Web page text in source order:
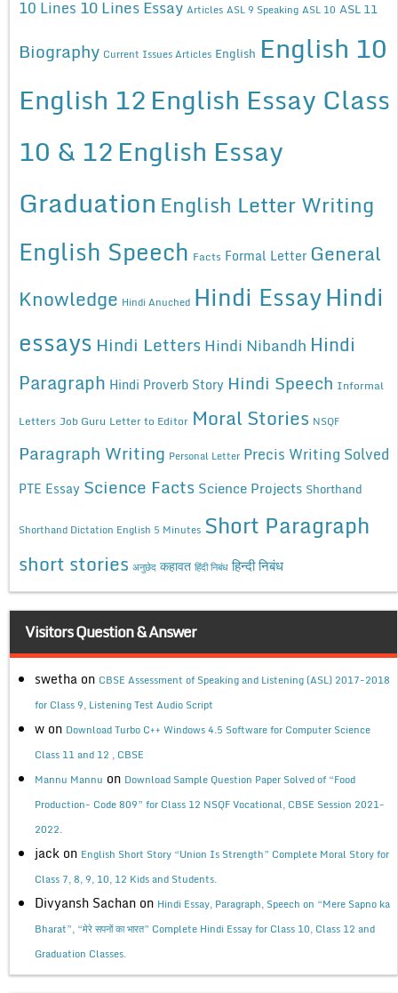
10 Lines 10 Lines Essay Articles ASL 9 Speaking ASL 10 ASL 11
Biography Current Issues Articles English English 10
English 12English Essay Class
10 & 12English Essay
Graduation English Letter Writing
English Speech Facts Formal Letter General
Knowledge Hindi Anuched Hindi EssayHindi
essays Hindi Letters Hindi Nibandh Hindi
Paragraph Hindi Proverb Story Hindi Speech Informal
Letters Job Guru Letter to Editor Moral Stories NSQF
Paragraph Writing Personal Letter Precis Writing Solved
PTE Essay Science Facts Science Projects Shorthand
Shorthand Dictation English 5 Minutes Short Paragraph
short stories अनुछेद कहावत हिंदी निबंध हिन्दी निबंध
Visitors Question & Answer
swetha on CBSE Assessment of Speaking and Listening (ASL) 2017-2018
for Class 9, Listening Test Audio Script
w on Download Turbo C++ Windows 4.5 Software for Computer Science
Class 11 and 12 , CBSE
Mannu Mannu on Download Sample Question Paper Solved of “Food
Production- Code 809” for Class 12 NSQF Vocational, CBSE Session 2021-
2022.
jack on English Short Story “Union Is Strength” Complete Moral Story for
Class 7, 8, 9, 10, 12 Kids and Students.
Divyansh Sachan on Hindi Essay, Paragraph, Speech on “Mere Sapno ka
Bharat”, “मेरे सपनों का भारत” Complete Hindi Essay for Class 10, Class 12 and
Graduation Classes.